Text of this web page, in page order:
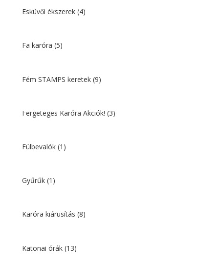
Esküvői ékszerek (4)
Fa karóra (5)
Fém STAMPS keretek (9)
Fergeteges Karóra Akciók! (3)
Fülbevalók (1)
Gyűrűk (1)
Karóra kiárusítás (8)
Katonai órák (13)